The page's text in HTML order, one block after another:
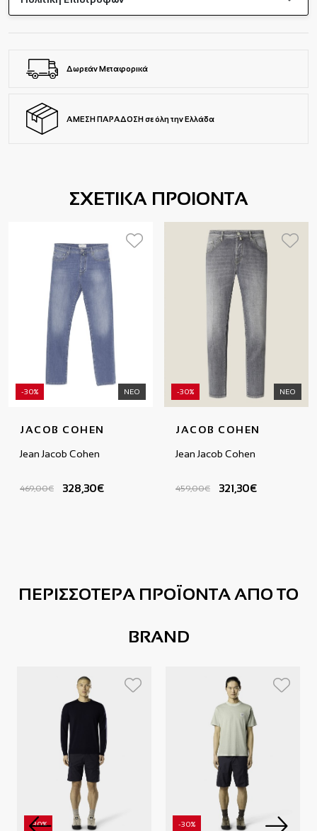
Δωρεάν Μεταφορικά
ΑΜΕΣΗ ΠΑΡΑΔΟΣΗ σε όλη την Ελλάδα
ΣΧΕΤΙΚΑ ΠΡΟΙΟΝΤΑ
ΝΕΟ
-30%
JACOB COHEN
Jean Jacob Cohen
469,00€ 328,30€
ΝΕΟ
-30%
JACOB COHEN
Jean Jacob Cohen
459,00€ 321,30€
ΠΕΡΙΣΣΟΤΕΡΑ ΠΡΟΪΟΝΤΑ ΑΠΟ ΤΟ
BRAND
-30% -30%